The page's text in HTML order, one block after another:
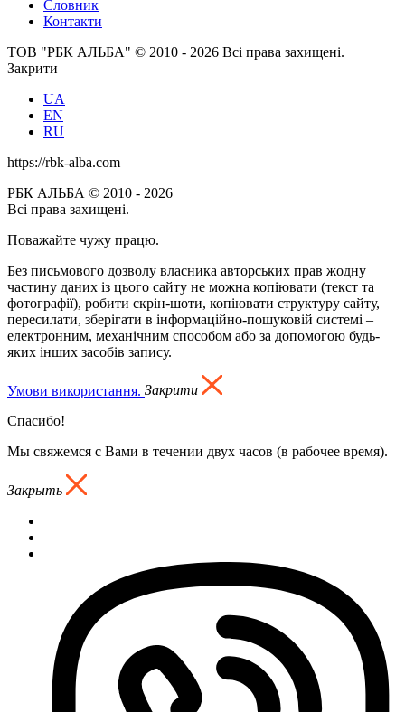
Словник
Контакти
ТОВ "РБК АЛЬБА" © 2010 - 2026 Всі права захищені.
Закрити
UA
EN
RU
https://rbk-alba.com
РБК АЛЬБА © 2010 - 2026
Всі права захищені.
Поважайте чужу працю.
Без письмового дозволу власника авторських прав жодну
частину даних із цього сайту не можна копіювати (текст та
фотографії), робити скрін-шоти, копіювати структуру сайту,
пересилати, зберігати в інформаційно-пошуковій системі –
електронним, механічним способом або за допомогою будь-
яких інших засобів запису.
Умови використання. Закрити
Спасибо!
Мы свяжемся с Вами в течении двух часов (в рабочее время).
Закрыть